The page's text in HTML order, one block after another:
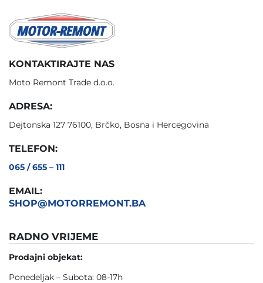
KONTAKTIRAJTE NAS
Moto Remont Trade d.o.o.
ADRESA:
Dejtonska 127 76100, Brčko, Bosna i Hercegovina
TELEFON:
065 / 655 – 111
EMAIL:
SHOP@MOTORREMONT.BA
RADNO VRIJEME
Prodajni objekat:
Ponedeljak – Subota: 08-17h